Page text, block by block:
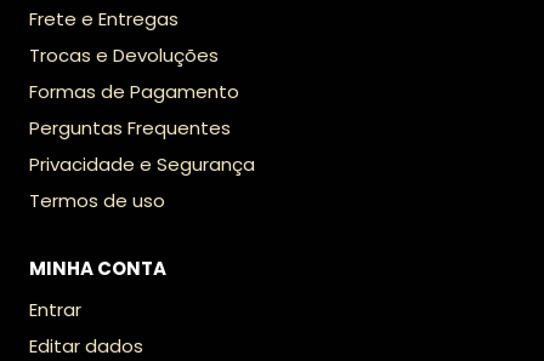
Frete e Entregas
Trocas e Devoluções
Formas de Pagamento
Perguntas Frequentes
Privacidade e Segurança
Termos de uso
MINHA CONTA
Entrar
Editar dados